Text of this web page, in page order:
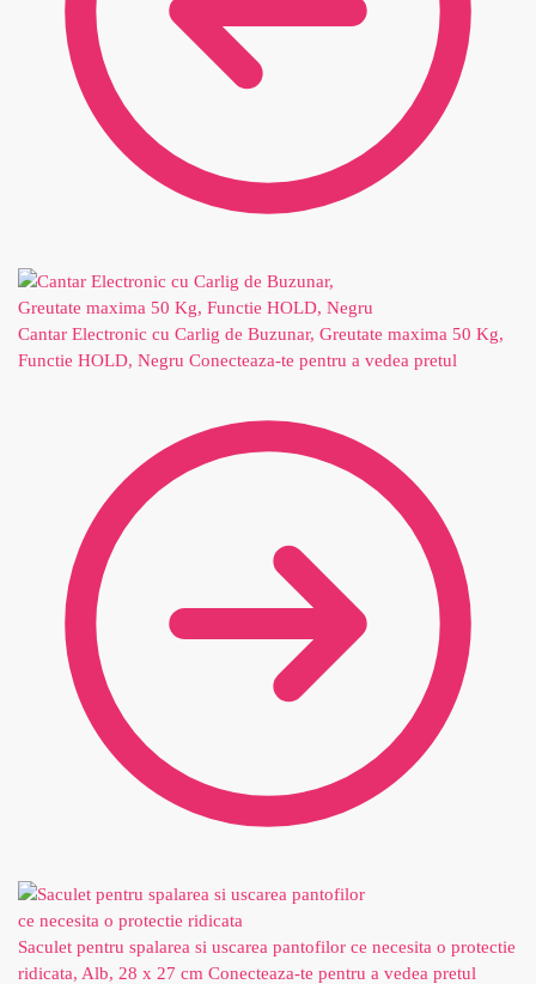
Cantar Electronic cu Carlig de Buzunar, Greutate maxima 50 Kg,
Functie HOLD, Negru Conecteaza-te pentru a vedea pretul
Saculet pentru spalarea si uscarea pantofilor ce necesita o protectie
ridicata, Alb, 28 x 27 cm Conecteaza-te pentru a vedea pretul